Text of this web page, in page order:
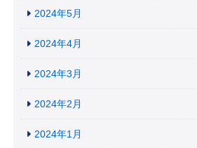
2024年5月
2024年4月
2024年3月
2024年2月
2024年1月